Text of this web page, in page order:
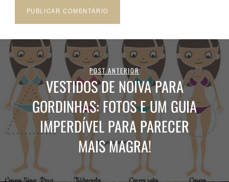
POST ANTERIOR
VESTIDOS DE NOIVA PARA
GORDINHAS: FOTOS E UM GUIA
IMPERDÍVEL PARA PARECER
MAIS MAGRA!